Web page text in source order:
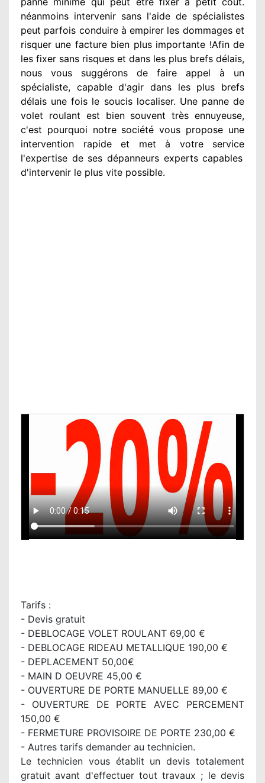
néanmoins intervenir sans l'aide de spécialistes
peut parfois conduire à empirer les dommageset
risquer une facture bien plus importante !Afin de
les fixer sans risques et dans les plus brefs délais,
nous vous suggérons de faire appel à un
spécialiste, capable d'agir dans les plus brefs
délais une fois le soucislocaliser. Une panne de
volet roulant est bien souvent très ennuyeuse,
c'est pourquoi notre société vous propose une
intervention rapide et met à votre service
l'expertise de ses dépanneurs expertscapables
d'intervenir le plus vite possible.
Tarifs :
- Devis gratuit
- DEBLOCAGE VOLET ROULANT 69,00 €
- DEBLOCAGE RIDEAU METALLIQUE 190,00 €
- DEPLACEMENT 50,00€
- MAIN D OEUVRE 45,00 €
- OUVERTURE DE PORTE MANUELLE 89,00 €
- OUVERTURE DE PORTE AVEC PERCEMENT
150,00 €
- FERMETURE PROVISOIRE DE PORTE 230,00 €
- Autres tarifs demander au technicien.
Le technicien vous établit un devis totalement
gratuit avant d'effectuer tout travaux ; le devis